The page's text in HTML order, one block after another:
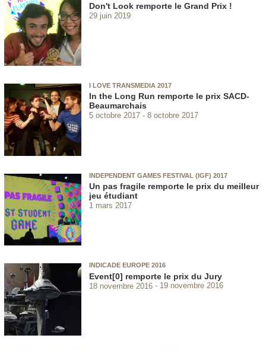
Don't Look remporte le Grand Prix !
29 juin 2019
I LOVE TRANSMEDIA 2017
In the Long Run remporte le prix SACD-
Beaumarchais
5 octobre 2017 8 octobre 2017
INDEPENDENT GAMES FESTIVAL (IGF) 2017
Un pas fragile remporte le prix du meilleur
jeu étudiant
1 mars 2017
INDICADE EUROPE 2016
Event[0] remporte le prix du Jury
18 novembre 2016 19 novembre 2016